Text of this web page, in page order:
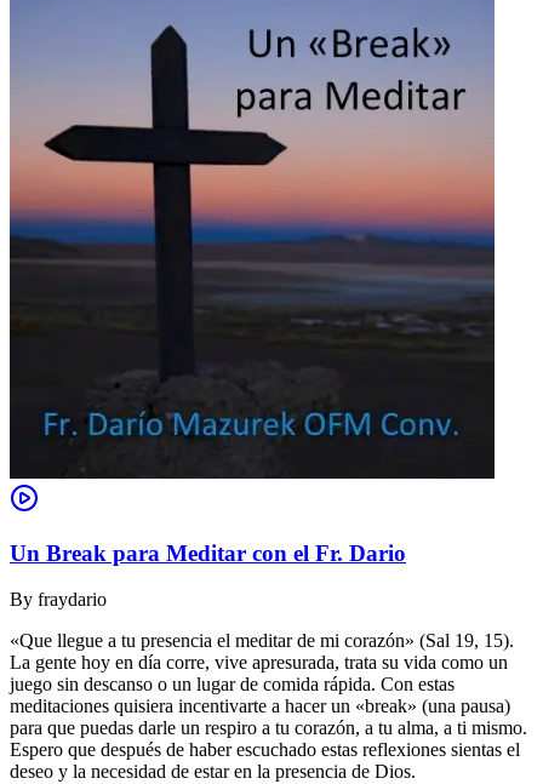
Un Break para Meditar con el Fr. Dario
By fraydario
«Que llegue a tu presencia el meditar de mi corazón» (Sal 19, 15).
La gente hoy en día corre, vive apresurada, trata su vida como un
juego sin descanso o un lugar de comida rápida. Con estas
meditaciones quisiera incentivarte a hacer un «break» (una pausa)
para que puedas darle un respiro a tu corazón, a tu alma, a ti mismo.
Espero que después de haber escuchado estas reflexiones sientas el
deseo y la necesidad de estar en la presencia de Dios.